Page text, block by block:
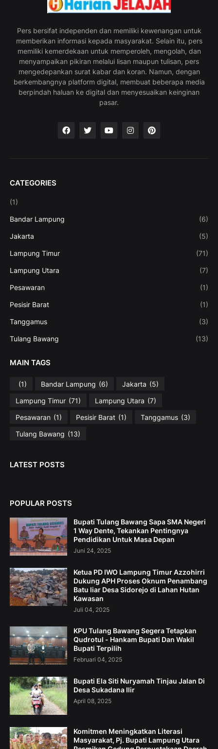
Pers bersifat independen dan memiliki kewenangan untuk
memberikan informasi kepada masyarakat. Selain itu, pers
memiliki kemerdekaan untuk memperoleh, mengolah, dan
menyampaikan pikiran melalui lisan maupun tulisan, pers
mengedepankan surat kabar dan koran. Namun, dengan
berkembangnya platform digital, membuat beberapa media
berpindah haluan ke digital dan menyesuaikan keinginan
pasar.
CATEGORIES
(1)
Bandar Lampung (6)
Jakarta (5)
Lampung Timur (71)
Lampung Utara (7)
Pesawaran (1)
Pesisir Barat (1)
Tanggamus (3)
Tulang Bawang (13)
MAIN TAGS
(1) Bandar Lampung (6) Jakarta (5)
Lampung Timur (71) Lampung Utara (7)
Pesawaran (1) Pesisir Barat (1) Tanggamus (3)
Tulang Bawang (13)
LATEST POSTS
POPULAR POSTS
Bupati Tulang Bawang Sapa SMA Negeri
1 Way Dente, Tekankan Pentingnya
Pendidikan Untuk Masa Depan
Juni 24, 2025
Ketua PD IWO Lampung Timur Azzohirri
Dukung APH Proses Oknum Penambang
Batu liar Desa Sidorejo di Lahan Hutan
Kawasan
Juli 04, 2025
KPU Tulang Bawang Segera Tetapkan
Qudrotul - Hankam Bupati Dan Wakil
Bupati Terpilih
Februari 04, 2025
Bupati Ela Siti Nuryamah Tinjau Jalan Di
Desa Sukadana Ilir
April 08, 2025
Komitmen Meningkatkan Literasi
Masyarakat, Pj. Bupati Lampung Utara